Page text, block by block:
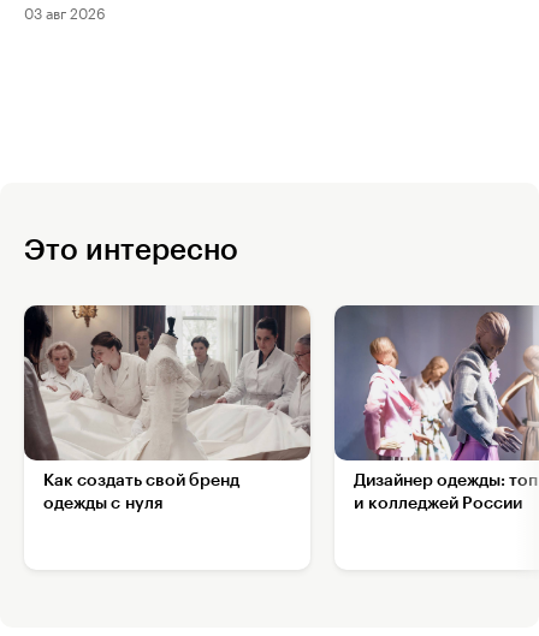
03 авг 2026
Это интересно
Как создать свой бренд
одежды с нуля
Дизайнер одежды:
и колледжей России